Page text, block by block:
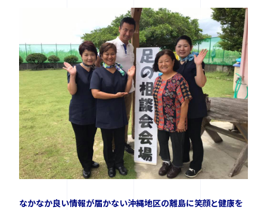
取扱店情報
オーソティクスについて
ドクターの声
ニュース
なかなか良い情報が届かない沖縄地区の離島に笑顔と健康を